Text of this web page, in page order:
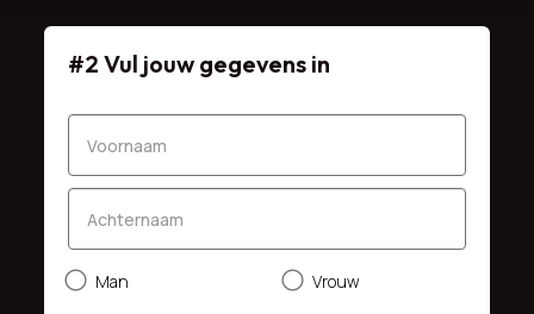
#2 Vul jouw gegevens in
Man Vrouw